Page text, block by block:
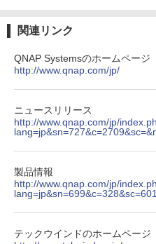
3 現代ギリ
4
BOOK
Anker
￥14,990
【2026年
レスイヤ
るーとゅ
付き 防水
見知らぬ糸
￥250
On My
￥1,380
￥1,117
by
art Basic)
￥1,625
ONE
￥594
コミック
￥572
関連リンク
QNAP Systemsのホームページ
http://www.qnap.com/jp/
ニュースリリース
http://www.qnap.com/jp/
製品情報
http://www.qnap.com/jp/
テックウインドのホームページ